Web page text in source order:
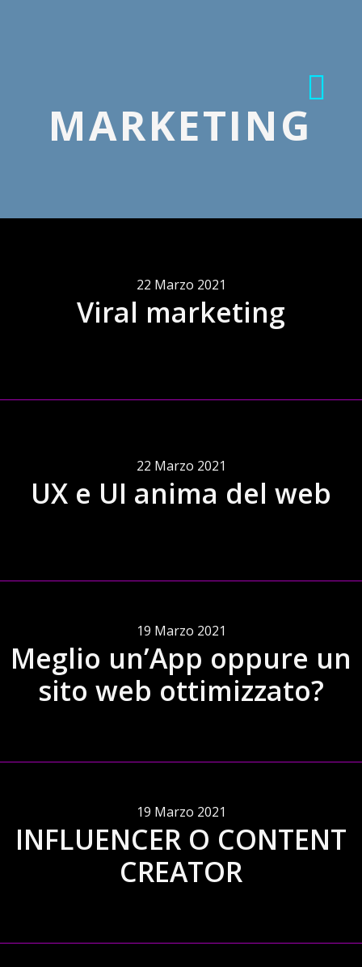
MARKETING
22 Marzo 2021
Viral marketing
22 Marzo 2021
UX e UI anima del web
19 Marzo 2021
Meglio un’App oppure un
sito web ottimizzato?
19 Marzo 2021
INFLUENCER O CONTENT
CREATOR